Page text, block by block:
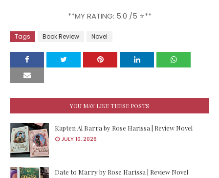
**MY RATING: 5.0 /5 ⭐**
Tags Book Review Novel
YOU MAY LIKE THESE POSTS
Kapten Al Barra by Rose Harissa | Review Novel
JULY 10, 2026
Date to Marry by Rose Harissa | Review Novel